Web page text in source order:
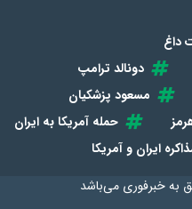
داغ
دونالد ترامپ
مسعود پزشکیان
حمله آمریکا به ایران
ایران و آمریکا
بهخبرفوری می‌باشد